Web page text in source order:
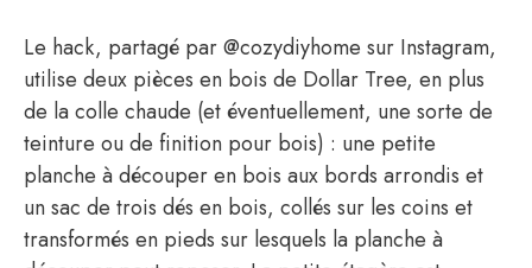
Le hack, partagé par @cozydiyhome sur Instagram,
utilise deux pièces en bois de Dollar Tree, en plus
de la colle chaude (et éventuellement, une sorte de
teinture ou de finition pour bois) : une petite
planche à découper en bois aux bords arrondis et
un sac de trois dés en bois, collés sur les coins et
transformés en pieds sur lesquels la planche à